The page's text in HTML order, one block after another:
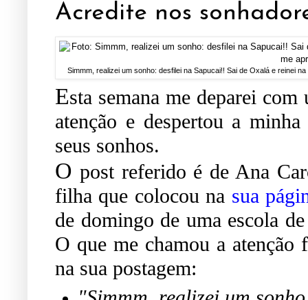
Acredite nos
Simmm, realizei um sonho: desfilei na Sapucai!! Sai de Oxalá e reinei
Esta semana me deparei
atenção e despertou a
seus sonhos.
O post referido é de Ana
filha que colocou na sua
de domingo de uma escola
O que me chamou a
na sua postagem: